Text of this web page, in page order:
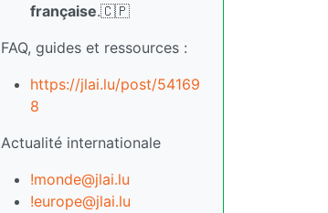
française.🇨🇵
FAQ, guides et ressources :
https://jlai.lu/post/54169
8
Actualité internationale
!monde@jlai.lu
!europe@jlai.lu